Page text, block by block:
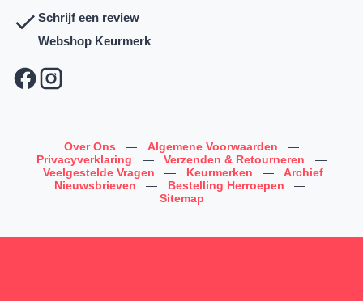
Schrijf een review
Webshop Keurmerk
Over Ons — Algemene Voorwaarden
—
Privacyverklaring
— Verzenden & Retourneren
—
Veelgestelde Vragen
— Keurmerken —
Archief
Nieuwsbrieven
— Bestelling Herroepen
—
Sitemap